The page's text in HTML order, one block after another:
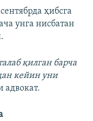
ҳибсга
унга нисбатан
қилган барча
кейин уни
адвокат.